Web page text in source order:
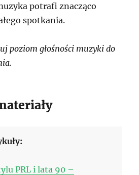
potrafi znacząco
spotkania.
poziom głośności muzyki do
PRL i lata 90 –